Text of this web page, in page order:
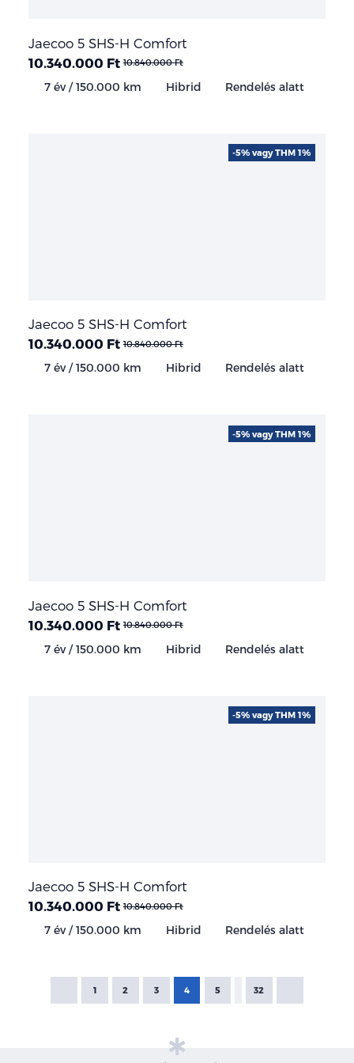
Jaecoo 5 SHS-H Comfort
10.340.000 Ft 10.840.000 Ft
7 év / 150.000 km Hibrid Rendelés alatt
Jaecoo 5 SHS-H Comfort
10.340.000 Ft 10.840.000 Ft
7 év / 150.000 km Hibrid Rendelés alatt
-5% vagy THM 1%
Jaecoo 5 SHS-H Comfort
10.340.000 Ft 10.840.000 Ft
7 év / 150.000 km Hibrid Rendelés alatt
-5% vagy THM 1%
Jaecoo 5 SHS-H Comfort
10.340.000 Ft 10.840.000 Ft
7 év / 150.000 km Hibrid Rendelés alatt
-5% vagy THM 1%
1 2 3 4 5 32